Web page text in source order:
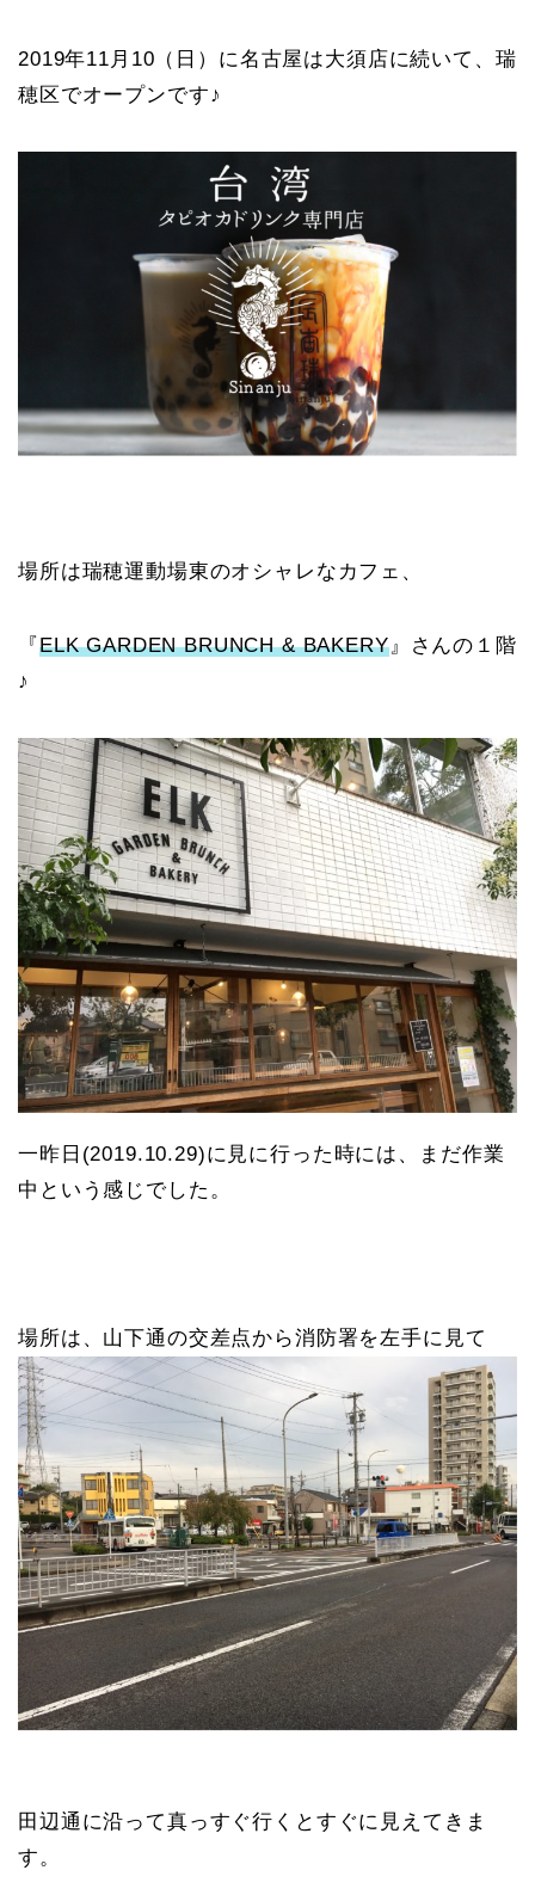
2019年11月10（日）に名古屋は大須店に続いて、瑞
穂区でオープンです♪
場所は瑞穂運動場東のオシャレなカフェ、
『ELK GARDEN BRUNCH & BAKERY』さんの１階
♪
一昨日(2019.10.29)に見に行った時には、まだ作業
中という感じでした。
場所は、山下通の交差点から消防署を左手に見て
田辺通に沿って真っすぐ行くとすぐに見えてきま
す。